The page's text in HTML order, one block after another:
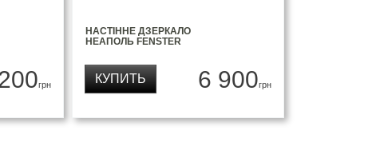
грн
НАСТІННЕ ДЗЕРКАЛО
НЕАПОЛЬ FENSTER
6 900грн
КУПИТЬ